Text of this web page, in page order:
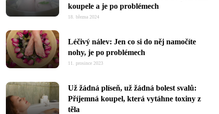
koupele a je po problémech
18. března 2024
Léčivý nálev: Jen co si do něj namočíte
nohy, je po problémech
11. prosince 2023
Už žádná plíseň, už žádná bolest svalů:
Příjemná koupel, která vytáhne toxiny z
těla